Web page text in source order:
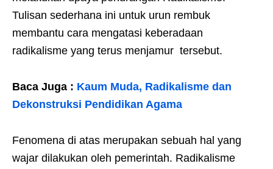
Tulisan sederhana ini untuk urun rembuk
membantu cara mengatasi keberadaan
radikalisme yang terus menjamur tersebut.
Baca Juga : Kaum Muda, Radikalisme dan
Dekonstruksi Pendidikan Agama
Fenomena di atas merupakan sebuah hal yang
wajar dilakukan oleh pemerintah. Radikalisme